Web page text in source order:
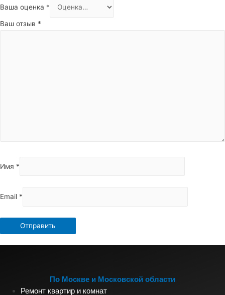
Ваша оценка *
Ваш отзыв *
Имя *
Email *
По Москве и Московской области
Ремонт квартир и комнат